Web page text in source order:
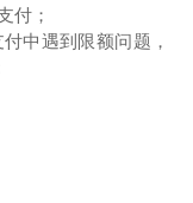
付；
中遇到限额问题，